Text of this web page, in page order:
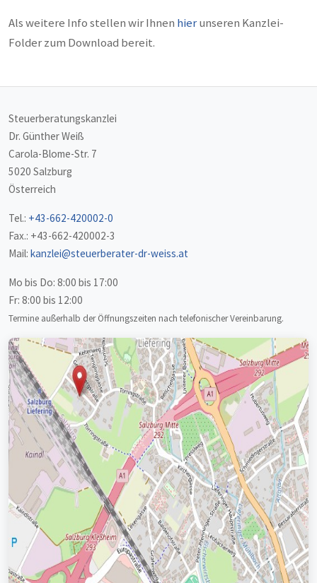
Als weitere Info stellen wir Ihnen hierunseren Kanzlei-
Folder zum Download bereit.
Steuerberatungskanzlei
Dr. Günther Weiß
Carola-Blome-Str. 7
5020 Salzburg
Österreich
Tel.: +43-662-420002-0
Fax.: +43-662-420002-3
Mail: kanzlei@steuerberater-dr-weiss.at
Mo bis Do: 8:00 bis 17:00
Fr: 8:00 bis 12:00
Termine außerhalb der Öffnungszeiten nach telefonischer Vereinbarung.